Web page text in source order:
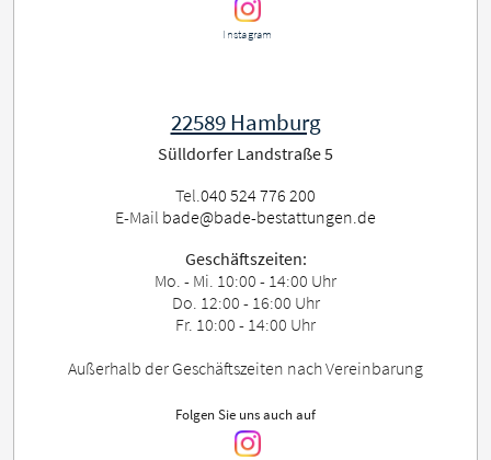
Instagram
22589 Hamburg
Sülldorfer Landstraße 5
Tel.040 524 776 200
E-Mail bade@bade-bestattungen.de
Geschäftszeiten:
Mo. - Mi. 10:00 - 14:00 Uhr
Do. 12:00 - 16:00 Uhr
Fr. 10:00 - 14:00 Uhr
Außerhalb der Geschäftszeiten nach Vereinbarung
Folgen Sie uns auch auf